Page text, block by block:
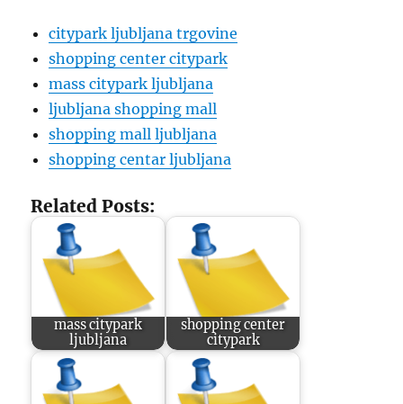
citypark ljubljana trgovine
shopping center citypark
mass citypark ljubljana
ljubljana shopping mall
shopping mall ljubljana
shopping centar ljubljana
Related Posts:
mass citypark
ljubljana
shopping center
citypark